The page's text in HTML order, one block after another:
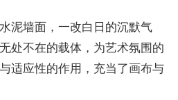
泥墙面，一改白日的沉默气
处不在的载体，为艺术氛围的
适应性的作用，充当了画布与